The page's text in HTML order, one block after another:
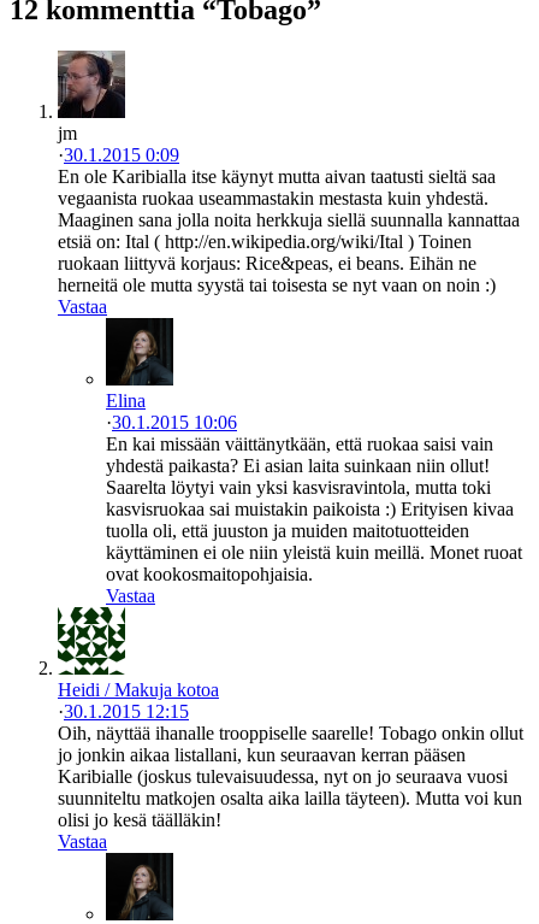
12 kommenttia “Tobago”
jm
·30.1.2015 0:09
En ole Karibialla itse käynyt mutta aivan taatusti sieltä saa
vegaanista ruokaa useammastakin mestasta kuin yhdestä.
Maaginen sana jolla noita herkkuja siellä suunnalla kannattaa
etsiä on: Ital ( http://en.wikipedia.org/wiki/Ital ) Toinen
ruokaan liittyvä korjaus: Rice&peas, ei beans. Eihän ne
herneitä ole mutta syystä tai toisesta se nyt vaan on noin :)
Vastaa
Elina
·30.1.2015 10:06
En kai missään väittänytkään, että ruokaa saisi vain
yhdestä paikasta? Ei asian laita suinkaan niin ollut!
Saarelta löytyi vain yksi kasvisravintola, mutta toki
kasvisruokaa sai muistakin paikoista :) Erityisen kivaa
tuolla oli, että juuston ja muiden maitotuotteiden
käyttäminen ei ole niin yleistä kuin meillä. Monet ruoat
ovat kookosmaitopohjaisia.
Vastaa
Heidi / Makuja kotoa
·30.1.2015 12:15
Oih, näyttää ihanalle trooppiselle saarelle! Tobago onkin ollut
jo jonkin aikaa listallani, kun seuraavan kerran pääsen
Karibialle (joskus tulevaisuudessa, nyt on jo seuraava vuosi
suunniteltu matkojen osalta aika lailla täyteen). Mutta voi kun
olisi jo kesä täälläkin!
Vastaa